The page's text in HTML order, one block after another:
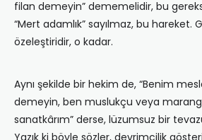
filan demeyin” dememelidir, bu
“Mert adamlık” sayılmaz, bu hareket.
özeleştiridir, o kadar.
Aynı şekilde bir hekim de, “Benim
demeyin, ben muslukçu veya
sanatkârım” derse, lüzumsuz bir